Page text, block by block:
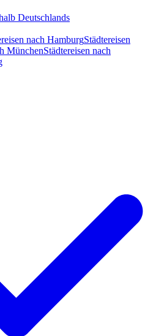
Deutschlands
nach HamburgStädtereisen
MünchenStädtereisen nach